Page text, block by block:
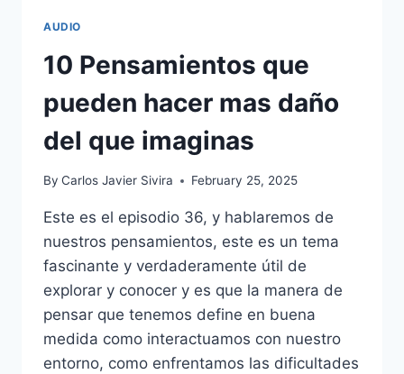
AUDIO
10 Pensamientos que
pueden hacer mas daño
del que imaginas
By Carlos Javier Sivira February 25, 2025
Este es el episodio 36, y hablaremos de
nuestros pensamientos, este es un tema
fascinante y verdaderamente útil de
explorar y conocer y es que la manera de
pensar que tenemos define en buena
medida como interactuamos con nuestro
entorno, como enfrentamos las dificultades